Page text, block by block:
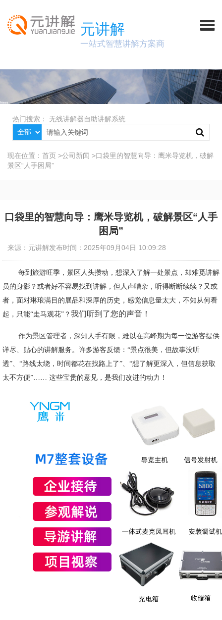
元讲解
一站式智慧讲解方案商
热门搜索： 无线讲解器自助讲解系统
现在位置： 首页 >公司新闻 >口袋里的智慧向导：鹰米导览机，破解
景区“人手困局”
口袋里的智慧向导：鹰米导览机，破解景区“人手
困局”
来源：元讲解发布时间：2025年09月04日 10:09:28
每到旅游旺季，景区人头攒动，想深入了解一处景点，却难觅讲解
员的身影？或者好不容易找到讲解，但人声嘈杂，听得断断续续？又或
者，面对琳琅满目的展品和深厚的历史，感觉信息量太大，不知从何看
起，只能“走马观花”？ 我们听到了您的声音！
作为景区管理者，深知人手有限，难以在高峰期为每一位游客提供
详尽、贴心的讲解服务。许多游客反馈： “景点很美，但故事没听
透”、“路线太绕，时间都花在找路上了”、“想了解更深入，但信息获取
太不方便”…… 这些宝贵的意见，是我们改进的动力！